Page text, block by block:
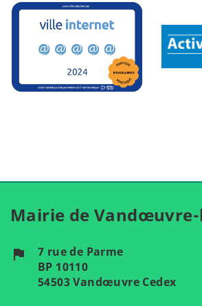
Mairie de
flag
7 rue de Parme
BP 10110
54503 Vandœuvre Cedex